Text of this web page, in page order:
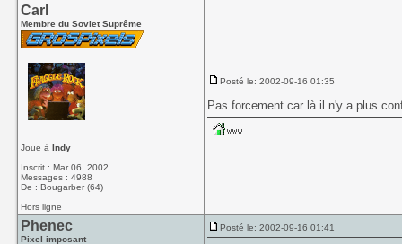
Carl
Membre du Soviet Suprême
Joue àIndy
Inscrit : Mar 06, 2002
Messages : 4988
De : Bougarber (64)
Hors ligne
Posté le: 2002-09-16 01:35
Pas forcement car là il n'y a plus
Phenec
Pixel imposant
Posté le: 2002-09-16 01:41